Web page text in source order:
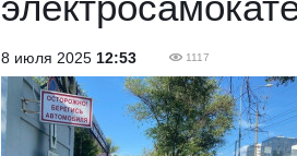
8 июля 2025 12:53 1117